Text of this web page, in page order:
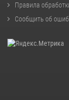
Правила
Сообщить об